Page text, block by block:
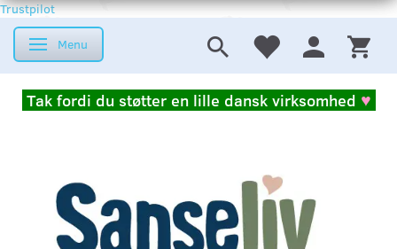
Trustpilot
Skifte navigation
Menu
Tak fordi du støtter en lille dansk virksomhed ♥